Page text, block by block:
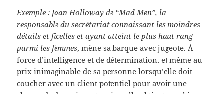
Exemple : Joan Holloway de “Mad Men”, la
responsable du secrétariat connaissant les moindres
détails et ficelles et ayant atteint le plus haut rang
parmi les femmes, mène sa barque avec jugeote. À
force d’intelligence et de détermination, et même au
prix inimaginable de sa personne lorsqu’elle doit
coucher avec un client potentiel pour avoir une